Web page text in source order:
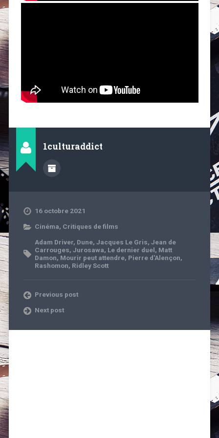
1culturaddict
16 octobre 2021
Cinéma, Critiques de films
Adam Driver, Dune, Jacques Le Gris, Jean de
Carrouges, Jurosawa, Le dernier duel, Matt
Damon, Mourir peut attendre, Pierre d'Alençon,
Rashomon, Ridley Scott
Previous post
Next post